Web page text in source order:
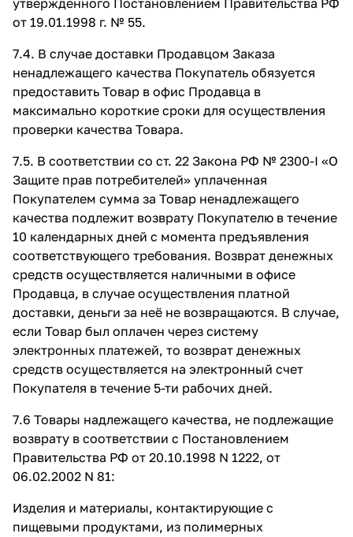
утвержденного Постановлением Правительства РФ
от 19.01.1998 г. № 55.
7.4. В случае доставки Продавцом Заказа
ненадлежащего качества Покупатель обязуется
предоставить Товар в офис Продавца в
максимально короткие сроки для осуществления
проверки качества Товара.
7.5. В соответствии со ст. 22 Закона РФ № 2300-I «О
Защите прав потребителей» уплаченная
Покупателем сумма за Товар ненадлежащего
качества подлежит возврату Покупателю в течение
10 календарных дней с момента предъявления
соответствующего требования. Возврат денежных
средств осуществляется наличными в офисе
Продавца, в случае осуществления платной
доставки, деньги за неё не возвращаются. В случае,
если Товар был оплачен через систему
электронных платежей, то возврат денежных
средств осуществляется на электронный счет
Покупателя в течение 5-ти рабочих дней.
7.6 Товары надлежащего качества, не подлежащие
возврату в соответствии с Постановлением
Правительства РФ от 20.10.1998 N 1222, от
06.02.2002 N 81:
Изделия и материалы, контактирующие с
пищевыми продуктами, из полимерных